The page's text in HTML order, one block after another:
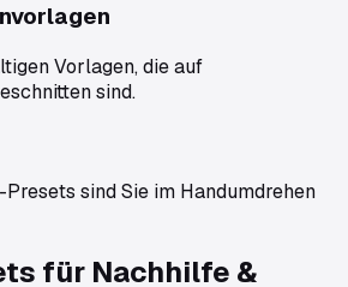
Vorlagen, die auf
sind.
sind Sie im Handumdrehen
für Nachhilfe &